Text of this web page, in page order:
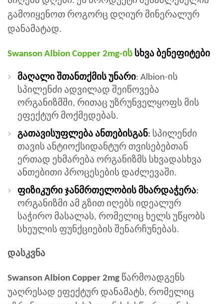
გამოიყენოთ როგორც დღიურ მინერალურ
დანამატად.
Swanson Albion Copper 2mg-ის სხვა ბენეფიტები
მაღალი შთანთქმის უნარი: Albion-ის
სპილენძი ადვილად შეიწოვება
ორგანიზმში, რითაც უზრუნველყოფს მის
ეფექტურ მოქმედებას.
გათავისუფლება ანთებისგან: სპილენძი
თავის ანტიოქსიდანტურ თვისებებთან
ერთად ეხმარება ორგანიზმს სხვადასხვა
ანთებითი პროცესების დაძლევაში.
ფიზიკური ჯანმრთელობის მხარდაჭერა:
ორგანიზმი ამ გზით იღებს იდეალურ
საჭირო მასალას, რომელიც ხელს უწყობს
სხეულის ფუნქციების შენარჩუნებას.
დასკვნა
Swanson Albion Copper 2mg წარმოადგენს
უაღრესად ეფექტურ დანამატს, რომელიც